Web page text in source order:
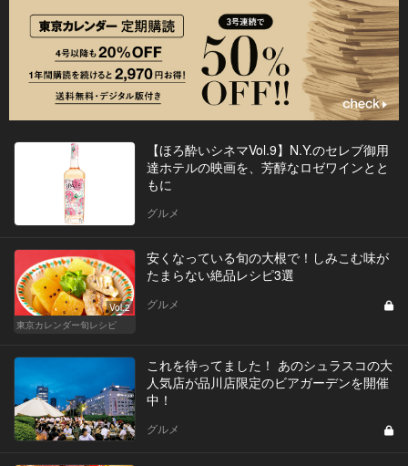
【ほろ酔いシネマVol.9】N.Y.のセレブ御用
達ホテルの映画を、芳醇なロゼワインとと
もに
グルメ
Vol.2
東京カレンダー旬レシピ
安くなっている旬の大根で！しみこむ味が
たまらない絶品レシピ3選
グルメ
これを待ってました！ あのシュラスコの大
人気店が品川店限定のビアガーデンを開催
中！
グルメ